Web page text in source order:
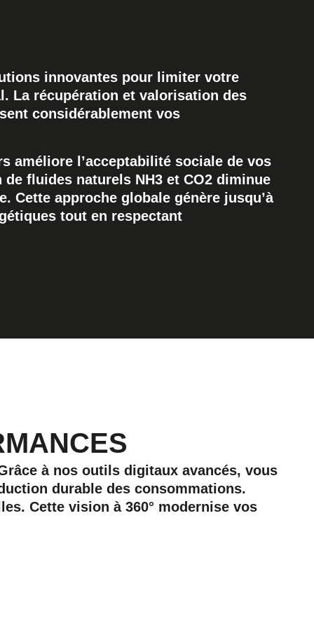
innovantes pour limiter votre
La récupération et valorisation des
considérablement vos
améliore l’acceptabilité sociale de vos
fluides naturels NH3 et CO2 diminue
Cette approche globale génère jusqu’à
tout en respectant
à nos outils digitaux avancés, vous
durable des consommations.
Cette vision à 360° modernise vos